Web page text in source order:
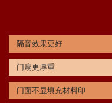
隔音效果更好
门扇更厚重
门面不显填充材料印